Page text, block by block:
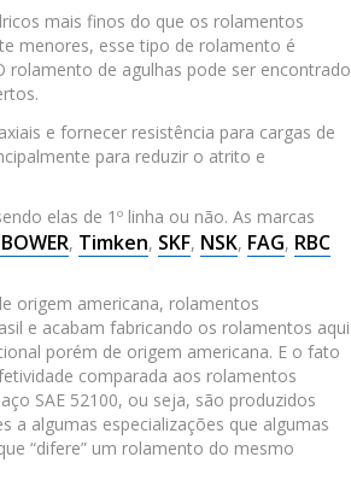
mais finos do que os rolamentos
menores, esse tipo de rolamento é
rolamento de agulhas pode ser encontrado
e fornecer resistência para cargas de
para reduzir o atrito e
elas de 1º linha ou não. As marcas
, Timken, SKF, NSK, FAG, RBC
origem americana, rolamentos
e acabam fabricando os rolamentos aqui
porém de origem americana. E o fato
comparada aos rolamentos
SAE 52100, ou seja, são produzidos
algumas especializações que algumas
“difere” um rolamento do mesmo